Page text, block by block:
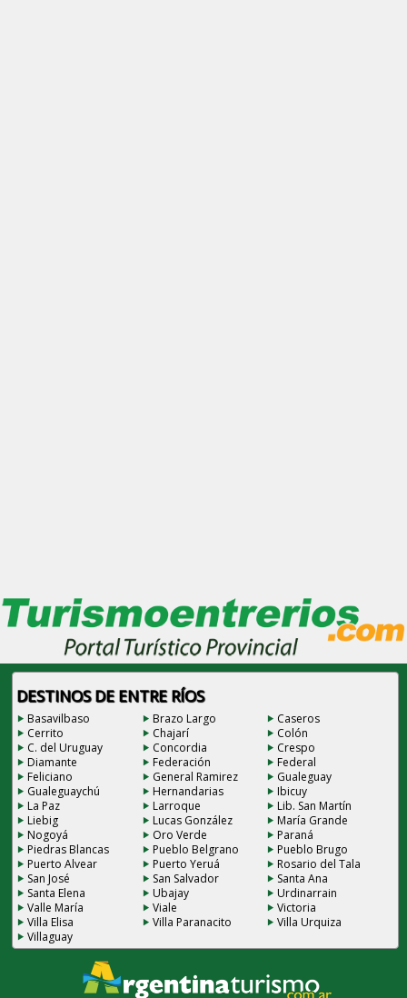
DESTINOS DE ENTRE RÍOS
Basavilbaso Brazo Largo
Caseros
Cerrito
Chajarí
Colón
C. del Uruguay
Concordia
Crespo
Diamante
Federación
Federal
Feliciano
General Ramirez
Gualeguay
Gualeguaychú
Hernandarias
Ibicuy
La Paz
Larroque
Lib. San Martín
Liebig
Lucas González
María Grande
Nogoyá
Oro Verde
Paraná
Piedras Blancas
Pueblo Belgrano
Pueblo Brugo
Puerto Alvear
Puerto Yeruá
Rosario del Tala
San José
San Salvador
Santa Ana
Santa Elena
Ubajay
Urdinarrain
Valle María
Viale
Victoria
Villa Elisa
Villa Paranacito
Villa Urquiza
Villaguay